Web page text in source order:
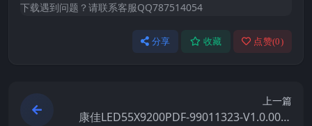
下载遇到问题？请联系客服QQ787514054
分享 收藏 点赞(0)
上一篇
康佳LED55X9200PDF-99011323-V1.0.00原